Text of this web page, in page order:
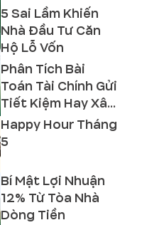
5 Sai Lầm Khiến
Nhà Đầu Tư Căn
Hộ Lỗ Vốn
Phân Tích Bài
Toán Tài Chính Gửi
Tiết Kiệm Hay Xây
Căn Hộ Dịch Vụ
2026?
Happy Hour Tháng
5
Bí Mật Lợi Nhuận
12% Từ Tòa Nhà
Dòng Tiền